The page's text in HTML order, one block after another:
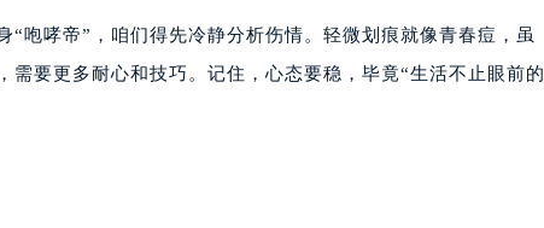
咆哮帝”，咱们得先冷静分析伤情。轻微划痕就像青春痘，虽
要更多耐心和技巧。记住，心态要稳，毕竟“生活不止眼前的